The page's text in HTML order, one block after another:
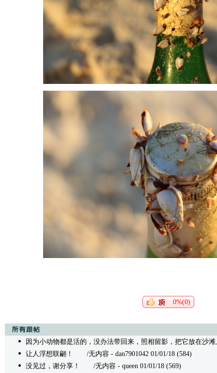
0%(0)
因为小动物都是活的，没办法带回来，照相留影，把它放在沙滩
让人浮想联翩！
/无内容 - dan7901042 01/01/18 (584)
没见过，谢分享！
/无内容 - queen 01/01/18 (569)